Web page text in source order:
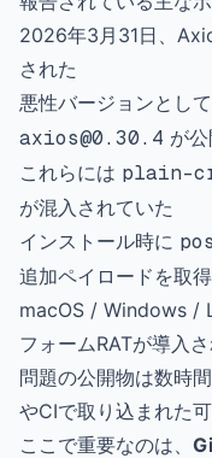
2026年3月31日、
された
悪性バージョンとして
axios@0.30.4 が
これらには plain-
が混入されていた
インストール時に
追加ペイロードを取
macOS / Windows /
フォームRATが導入
問題の公開物は数時
やCIで取り込まれた
ここで重要なのは、